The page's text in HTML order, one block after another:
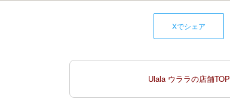
Xでシェア
Ulala ウララの店舗TOP